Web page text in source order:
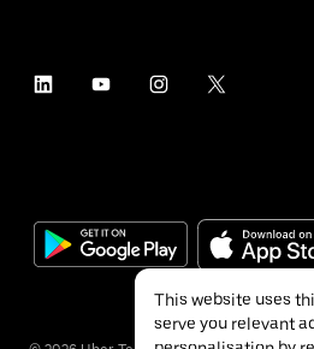
This website uses
serve you relevant